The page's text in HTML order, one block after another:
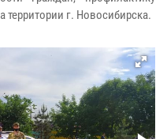
территории г. Новосибирска.